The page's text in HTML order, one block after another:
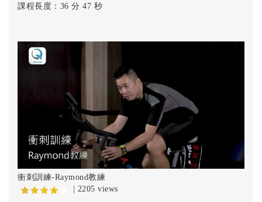
課程長度：36 分 47 秒
衝刺訓練-Raymond教練
| 2205 views